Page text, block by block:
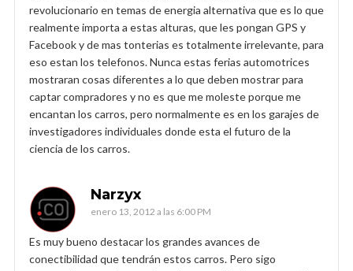
revolucionario en temas de energia alternativa que es lo que
realmente importa a estas alturas, que les pongan GPS y
Facebook y de mas tonterias es totalmente irrelevante, para
eso estan los telefonos. Nunca estas ferias automotrices
mostraran cosas diferentes a lo que deben mostrar para
captar compradores y no es que me moleste porque me
encantan los carros, pero normalmente es en los garajes de
investigadores individuales donde esta el futuro de la
ciencia de los carros.
Narzyx
enero 13, 2012 a las 6:00 PM
Es muy bueno destacar los grandes avances de
conectibilidad que tendrán estos carros. Pero sigo